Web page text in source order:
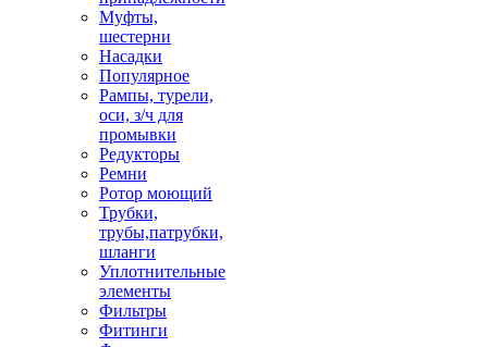
Муфты,
шестерни
Насадки
Популярное
Рампы, турели,
оси, з/ч для
промывки
Редукторы
Ремни
Ротор моющий
Трубки,
трубы,патрубки,
шланги
Уплотнительные
элементы
Фильтры
Фитинги